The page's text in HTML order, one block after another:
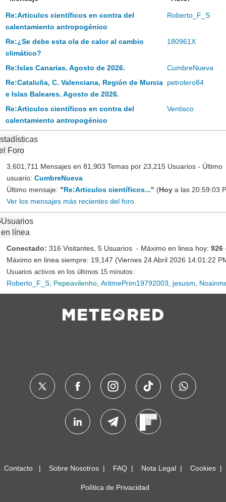
Re:Articulos científicos en contra del
calentamiento antropogénico
Roberto_F_S
Re:¿Se debe esta ola de calor al cambio
climático?
180961X
Re:Islas Canarias. Agosto de 2026.
CumbreNueva
Re:Cataluña, C. Valenciana, Región de Murcia
e Islas Baleares. Agosto de 2026.
petrolero84
Re:Articulos científicos en contra del
calentamiento antropogénico
Ventisco
Foro
3,601,711 Mensajes en 81,903 Temas por 23,215 Usuarios - Último
usuario: CumbreNueva
Último mensaje: "Re:Articulos científicos..." (Hoy a las 20:59:03
Ver los mensajes más recientes del foro.
Usuarios
en línea
Conectado: 316 Visitantes, 5 Usuarios - Máximo en linea hoy: 926
Máximo en linea siempre: 19,147 (Viernes 24 Abril 2026 14:01:22
Usuarios activos en los últimos 15 minutos:
Roberto_F_S Pepeavilenho AritmePrim19792003 jesusm
Contacto Sobre Nosotros FAQ Nota Legal Cookies
Política de Privacidad